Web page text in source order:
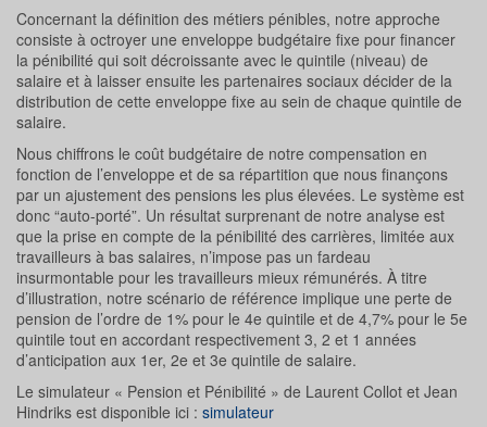
Concernant la définition des métiers pénibles, notre approche
consiste à octroyer une enveloppe budgétaire fixe pour financer
la pénibilité qui soit décroissante avec le quintile (niveau) de
salaire et à laisser ensuite les partenaires sociaux décider de la
distribution de cette enveloppe fixe au sein de chaque quintile de
salaire.
Nous chiffrons le coût budgétaire de notre compensation en
fonction de l’enveloppe et de sa répartition que nous finançons
par un ajustement des pensions les plus élevées. Le système est
donc “auto-porté”. Un résultat surprenant de notre analyse est
que la prise en compte de la pénibilité des carrières, limitée aux
travailleurs à bas salaires, n’impose pas un fardeau
insurmontable pour les travailleurs mieux rémunérés. À titre
d’illustration, notre scénario de référence implique une perte de
pension de l’ordre de 1% pour le 4e quintile et de 4,7% pour le 5e
quintile tout en accordant respectivement 3, 2 et 1 années
d’anticipation aux 1er, 2e et 3e quintile de salaire.
Le simulateur « Pension et Pénibilité » de Laurent Collot et Jean
Hindriks est disponible ici : simulateur